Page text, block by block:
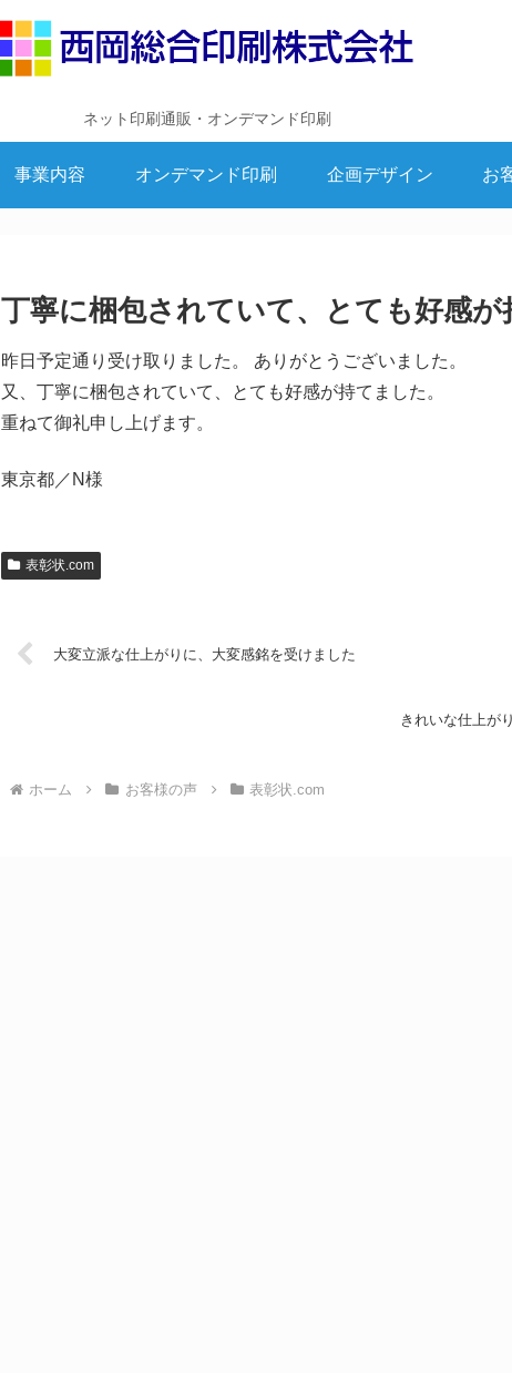
ネット印刷通販・オンデマンド印刷
事業内容 オンデマンド印刷 企画デザイン お
丁寧に梱包されていて、とても好感が
昨日予定通り受け取りました。 ありがとうございました。
又、丁寧に梱包されていて、とても好感が持てました。
重ねて御礼申し上げます。
東京都／N様
表彰状.com
大変立派な仕上がりに、大変感銘を受けました
きれいな仕上が
ホーム お客様の声 表彰状.com